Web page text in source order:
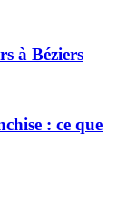
à Béziers
: ce que